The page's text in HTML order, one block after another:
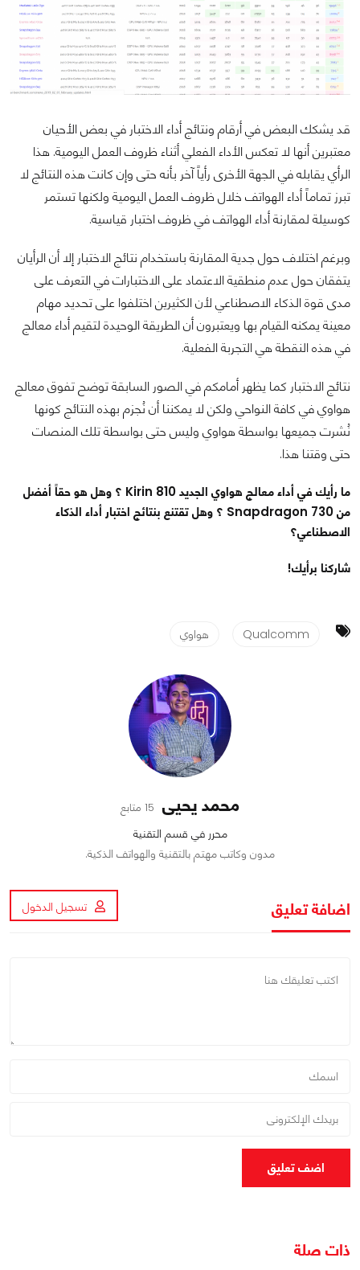
قد يشكك البعض في أرقام ونتائج أداء الاختبار في بعض الأحيان
معتبرين أنها لا تعكس الأداء الفعلي أثناء ظروف العمل اليومية. هذا
الرأي يقابله في الجهة الأخرى رأياً آخر بأنه حتى وإن كانت هذه النتائج لا
تبرز تماماً أداء الهواتف خلال ظروف العمل اليومية ولكنها تستمر
كوسيلة لمقارنة أداء الهواتف في ظروف اختبار قياسية.
وبرغم اختلاف حول جدية المقارنة باستخدام نتائج الاختبار إلا أن الرأيان
يتفقان حول عدم منطقية الاعتماد على الاختبارات في التعرف على
مدى قوة الذكاء الاصطناعي لأن الكثيرين اختلفوا على تحديد مهام
معينة يمكنه القيام بها ويعتبرون أن الطريقة الوحيدة لتقيم أداء معالج
في هذه النقطة هي التجربة الفعلية.
نتائج الاختبار كما يظهر أمامكم في الصور السابقة توضح تفوق معالج
هواوي في كافة النواحي ولكن لا يمكننا أن نُجزم بهذه النتائج كونها
نُشرت جميعها بواسطة هواوي وليس حتى بواسطة تلك المنصات
حتى وقتنا هذا.
ما رأيك في أداء معالج هواوي الجديد Kirin 810 ؟ وهل هو حقاً أفضل
من Snapdragon 730 ؟ وهل تقتنع بنتائج اختبار أداء الذكاء
الاصطناعي؟
شاركنا برأيك!
Qualcomm هواوي
محمد يحيى 15 متابع
محرر في قسم التقنية
مدون وكاتب مهتم بالتقنية والهواتف الذكية.
اضافة تعليق تسجيل الدخول
اضف تعليق
ذات صلة